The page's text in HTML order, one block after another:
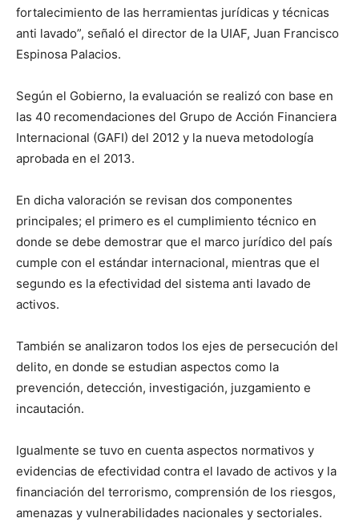
fortalecimiento de las herramientas jurídicas y técnicas
anti lavado”, señaló el director de la UIAF, Juan Francisco
Espinosa Palacios.
Según el Gobierno, la evaluación se realizó con base en
las 40 recomendaciones del Grupo de Acción Financiera
Internacional (GAFI) del 2012 y la nueva metodología
aprobada en el 2013.
En dicha valoración se revisan dos componentes
principales; el primero es el cumplimiento técnico en
donde se debe demostrar que el marco jurídico del país
cumple con el estándar internacional, mientras que el
segundo es la efectividad del sistema anti lavado de
activos.
También se analizaron todos los ejes de persecución del
delito, en donde se estudian aspectos como la
prevención, detección, investigación, juzgamiento e
incautación.
Igualmente se tuvo en cuenta aspectos normativos y
evidencias de efectividad contra el lavado de activos y la
financiación del terrorismo, comprensión de los riesgos,
amenazas y vulnerabilidades nacionales y sectoriales.